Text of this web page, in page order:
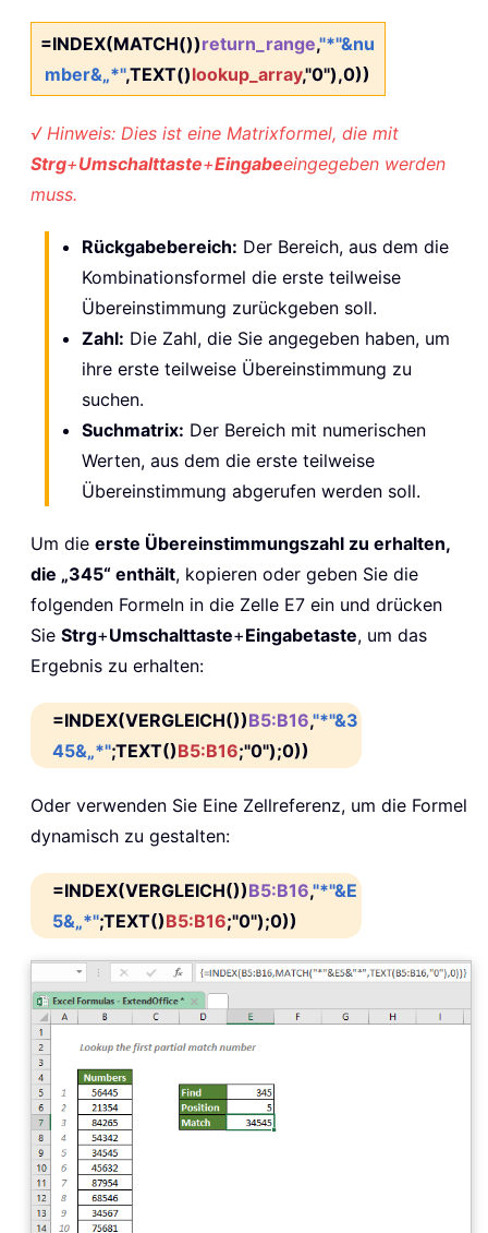
=INDEX(MATCH())return_range,"*"&nu
mber&„*",TEXT()lookup_array,"0"),0))
√ Hinweis: Dies ist eine Matrixformel, die mit
Strg+Umschalttaste+Eingabeeingegeben werden
muss.
Rückgabebereich: Der Bereich, aus dem die
Kombinationsformel die erste teilweise
Übereinstimmung zurückgeben soll.
Zahl: Die Zahl, die Sie angegeben haben, um
ihre erste teilweise Übereinstimmung zu
suchen.
Suchmatrix: Der Bereich mit numerischen
Werten, aus dem die erste teilweise
Übereinstimmung abgerufen werden soll.
Um die erste Übereinstimmungszahl zu erhalten,
die „345“ enthält, kopieren oder geben Sie die
folgenden Formeln in die Zelle E7 ein und drücken
Sie Strg+Umschalttaste+Eingabetaste, um das
Ergebnis zu erhalten:
=INDEX(VERGLEICH())B5:B16,"*"&3
45&„*";TEXT()B5:B16;"0");0))
Oder verwenden Sie Eine Zellreferenz, um die Formel
dynamisch zu gestalten:
=INDEX(VERGLEICH())B5:B16,"*"&E
5&„*";TEXT()B5:B16;"0");0))